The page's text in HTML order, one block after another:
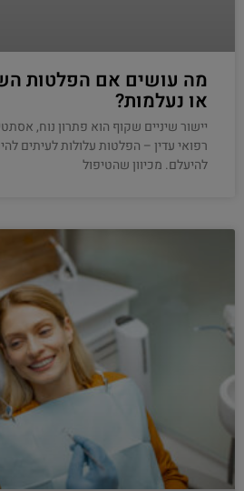
מה עושים אם הפלטות
או נעלמות?
יישור שיניים שקוף הוא פתרון נוח,
רפואי עדין – הפלטות עלולות לעיתים
להיעלם. מכיוון שהטיפול